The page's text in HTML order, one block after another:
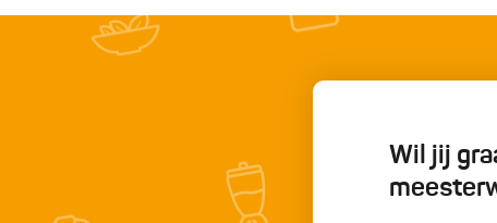
Wil jij